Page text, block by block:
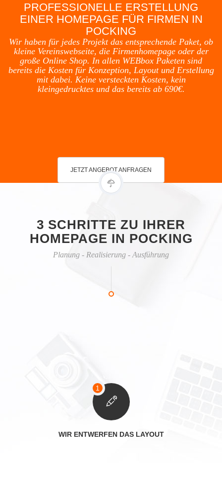
PROFESSIONELLE ERSTELLUNG
EINER HOMEPAGE FÜR FIRMEN IN
POCKING
Wir haben für jedes Projekt das entsprechende Paket, ob
kleine Vereinswebseite, die Firmenhomepage oder der
große Online Shop. In allen WEBbox Paketen sind
bereits die Kosten für Konzeption, Layout und Erstellung
mit dabei. Keine versteckten Kosten, kein
kleingedrucktes und das bereits ab 690€.
JETZT ANGEBOT ANFRAGEN
3 SCHRITTE ZU IHRER
HOMEPAGE IN POCKING
Planung - Realisierung - Ausführung
WIR ENTWERFEN DAS LAYOUT